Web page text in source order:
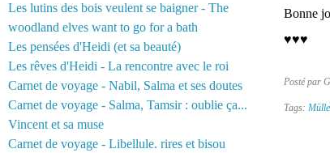
Les lutins des bois veulent se baigner - The
woodland elves want to go for a bath
Les pensées d'Heidi (et sa beauté)
Les rêves d'Heidi - La rencontre avec le roi
Carnet de voyage - Nabil, Salma et ses doutes
Carnet de voyage - Salma, Tamsir : oublie ça...
Vincent et sa muse
Carnet de voyage - Libellule. rires et bisou
Bonne
♥♥♥
Posté par
Tags: